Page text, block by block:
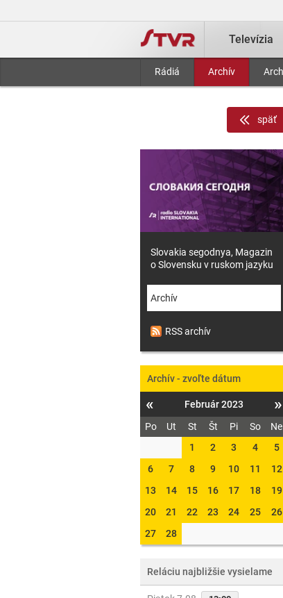
Televízia
Rádiá Archív
späť
Slovakia segodnya, Magazin
o Slovensku v ruskom jazyku
Archív
RSS archív
Archív - zvoľte dátum
« Február 2023 »
Po Ut St Št Pi So
Ne
1
2 3 4
5
6
7 8 9 10 11
12
13
14 15 16 17 18
19
20
21 22 23 24 25
26
27
28
Reláciu najbližšie vysielame